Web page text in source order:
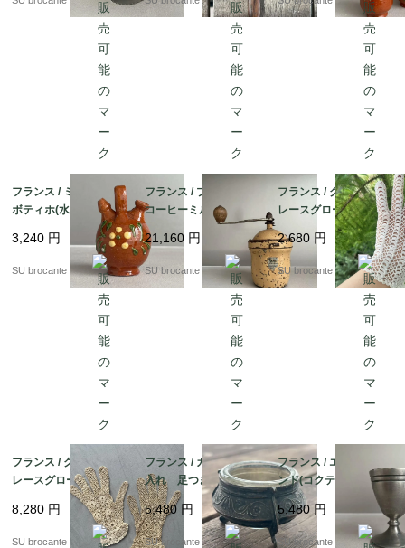
フランス / ミニチュア
ボティホ(水飲み壺) ア
ルザス・スフレンハイ
ム 陶器製
3,240 円
SU brocante
フランス / プジョー G1
コーヒーミル
21,160 円
SU brocante
フランス / クロッシェ
レースグローブ 左手
のみ
2,680 円
SU brocante
フランス / クロッシェ
レースグローブ
8,280 円
SU brocante
フランス / ガラスの塩
入れ 足つき金属ホル
ダー
5,480 円
SU brocante
フランス / エッグスタ
ンド(コクティエ) D
ピューター製
5,480円
SU brocante